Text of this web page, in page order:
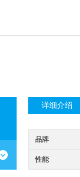
详细介绍
品牌
性能